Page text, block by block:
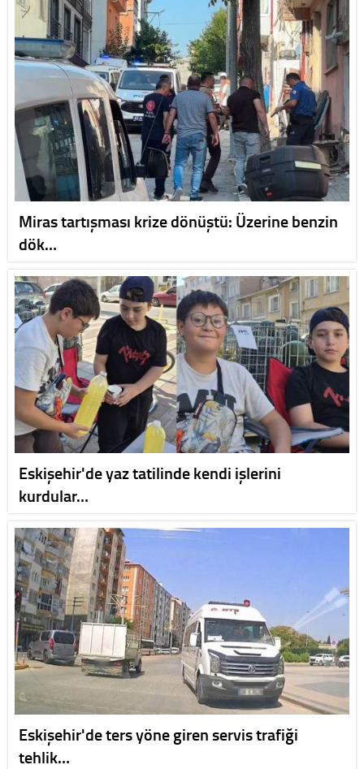
Miras tartışması krize dönüştü: Üzerine benzin
dök…
Eskişehir'de yaz tatilinde kendi işlerini
kurdular…
Eskişehir'de ters yöne giren servis trafiği
tehlik…